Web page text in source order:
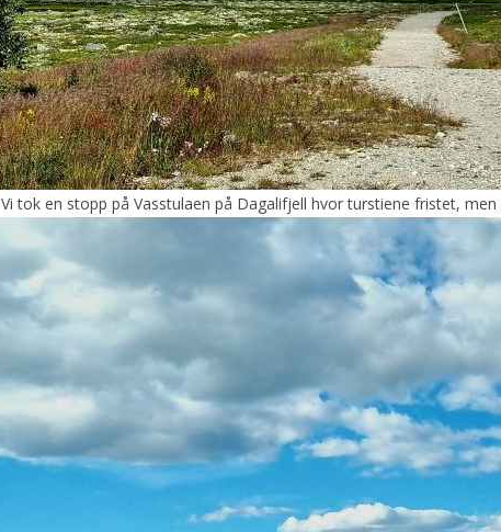
Vi tok en stopp på Vasstulaen på Dagalifjell hvor turstiene fristet, men